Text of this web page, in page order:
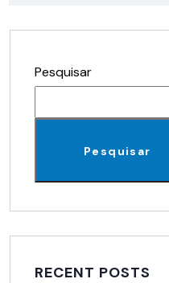
Pesquisar
Pesquisar
RECENT POSTS